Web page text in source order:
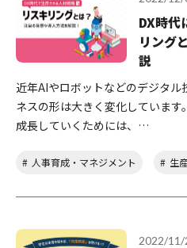
DX時代
リング
説
近年AIやロボットなどのデジタ
ネスの形は大きく変化していま
成長していくためには、…
人事育成・マネジメント 生
2022/11/